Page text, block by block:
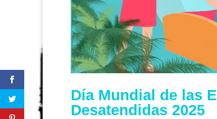
Día Mundial de las
Desatendidas 2025